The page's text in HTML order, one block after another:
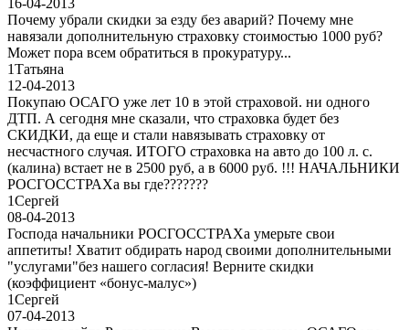
Почему убрали скидки за езду без аварий? Почему мне
навязали дополнительную страховку стоимостью 1000 руб?
Может пора всем обратиться в прокуратуру...
1Татьяна
12-04-2013
Покупаю ОСАГО уже лет 10 в этой страховой. ни одного
ДТП. А сегодня мне сказали, что страховка будет без
СКИДКИ, да еще и стали навязывать страховку от
несчастного случая. ИТОГО страховка на авто до 100 л. с.
(калина) встает не в 2500 руб, а в 6000 руб. !!! НАЧАЛЬНИКИ
РОСГОССТРАХа вы где???????
1Сергей
08-04-2013
Господа начальники РОСГОССТРАХа умерьте свои
аппетиты! Хватит обдирать народ своими дополнительными
"услугами"без нашего согласия! Верните скидки
(коэффициент «бонус-малус»)
1Сергей
07-04-2013